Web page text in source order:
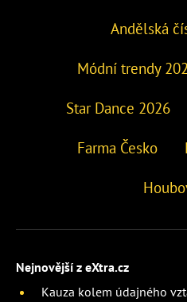
Andělská
Módní trendy
Star Dance 2026
Farma Česko
Nejnovější z eXtra.cz
Kauza kolem údajného